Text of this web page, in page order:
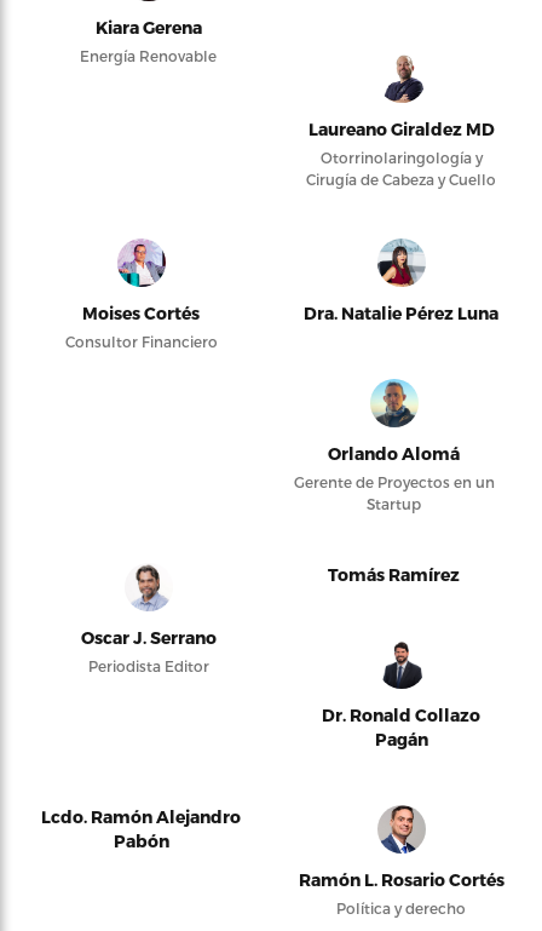
Kiara Gerena
Energía Renovable
Laureano Giraldez MD
Otorrinolaringología y
Cirugía de Cabeza y Cuello
Moises Cortés
Consultor Financiero
Dra. Natalie Pérez Luna
Orlando Alomá
Gerente de Proyectos en un
Startup
Oscar J. Serrano
Periodista Editor
Tomás Ramírez
Dr. Ronald Collazo
Pagán
Lcdo. Ramón Alejandro
Pabón
Ramón L. Rosario Cortés
Política y derecho